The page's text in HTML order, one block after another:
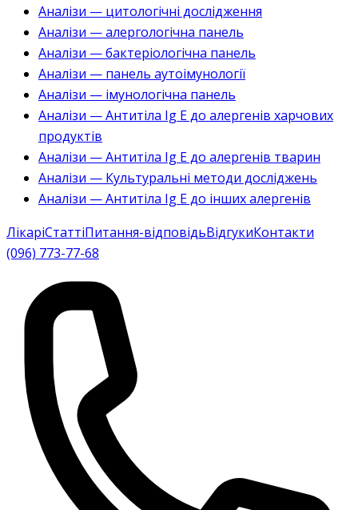
Аналізи — цитологічні дослідження
Аналізи — алергологічна панель
Аналізи — бактеріологічна панель
Аналізи — панель аутоімунології
Аналізи — імунологічна панель
Аналізи — Антитіла Ig E до алергенів харчових
продуктів
Аналізи — Антитіла Ig E до алергенів тварин
Аналізи — Культуральні методи досліджень
Аналізи — Антитіла Ig E до інших алергенів
ЛікаріСтаттіПитання-відповідьВідгукиКонтакти
(096) 773-77-68